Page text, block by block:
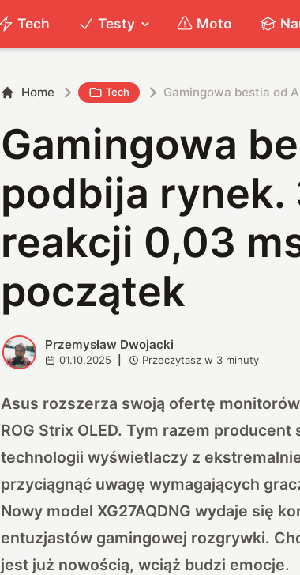
Tech Testy Moto
Home Tech Gamingowa bestia od
Gamingowa
podbija rynek.
reakcji 0,03
początek
P Przemysław Dwojacki
01.10.2025 Przeczytasz w 3 minuty
Asus rozszerza swoją ofertę
ROG Strix OLED. Tym razem
technologii wyświetlaczy z
przyciągnąć uwagę wymagających
Nowy model XG27AQDNG wydaje się
entuzjastów gamingowej rozgrywki.
jest już nowością, wciąż budzi emocje.